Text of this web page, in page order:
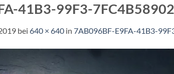
41B3-99F3-
bei 640 × 640 in 7AB096BF-E9FA-41B3-